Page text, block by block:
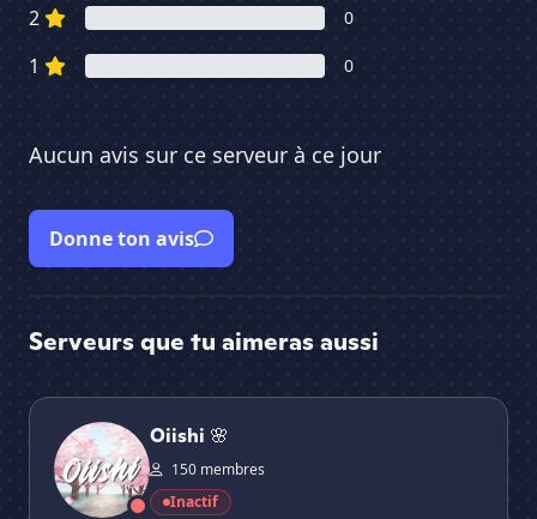
2 0
1 0
Aucun avis sur ce serveur à ce jour
Donne ton avis
Serveurs que tu aimeras aussi
Oiishi 🌸
Oiishi 🌸
150 membres
Inactif